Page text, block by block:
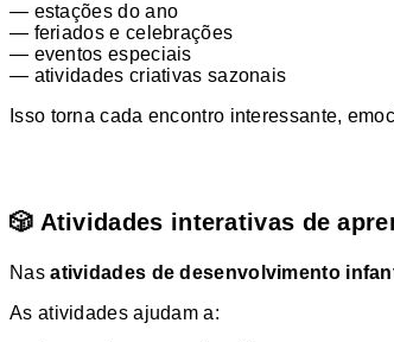
— estações do ano
— feriados e celebrações
— eventos especiais
— atividades criativas sazonais
Isso torna cada encontro interessante,
🎲 Atividades interativas de
Nasatividades de desenvolvimento
As atividades ajudam a: